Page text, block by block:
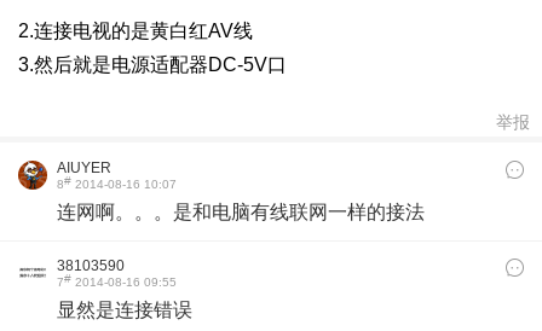
2.连接电视的是黄白红AV线
3.然后就是电源适配器DC-5V口
举报
AIUYER
8# 2014-08-16 10:07
连网啊。。。是和电脑有线联网一样的接法
38103590
7# 2014-08-16 09:55
显然是连接错误